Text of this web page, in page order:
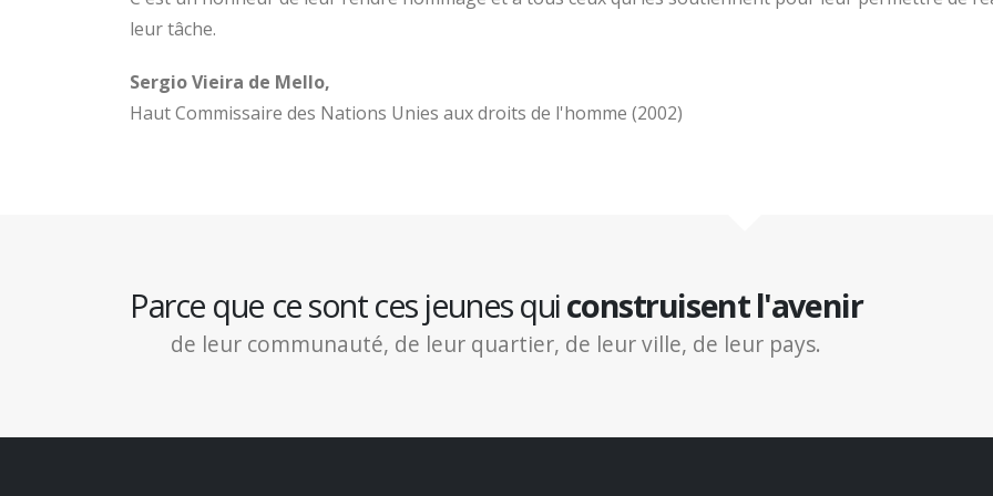
leur tâche.
Sergio Vieira de Mello,
Haut Commissaire des Nations Unies aux droits de l'homme (2002)
Parce que ce sont ces jeunes quiconstruisent l'avenir
de leur communauté, de leur quartier, de leur ville, de leur pays.